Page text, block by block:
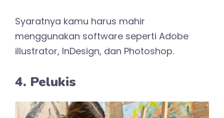
Syaratnya kamu harus mahir
menggunakan software seperti Adobe
illustrator, InDesign, dan Photoshop.
4. Pelukis